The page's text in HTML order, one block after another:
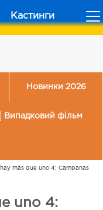
Кастинги
Новинки 2026
Випадковий фільм
más que uno 4: Campanas
uno 4: